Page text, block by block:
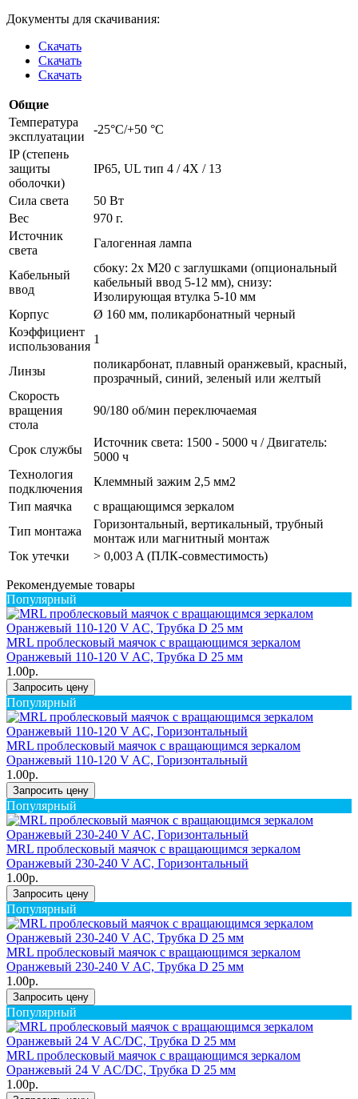
Документы для скачивания:
Скачать
Скачать
Скачать
Общие
Температура
эксплуатации
-25°C/+50 °C
IP (степень
защиты
оболочки)
IP65, UL тип 4 / 4X / 13
Сила света
50 Вт
Вес
970 г.
Источник
света
Галогенная лампа
Кабельный
ввод
сбоку: 2x M20 с заглушками (опциональный
кабельный ввод 5-12 мм), снизу:
Изолирующая втулка 5-10 мм
Корпус
Ø 160 мм, поликарбонатный черный
Коэффициент
использования
1
Линзы
поликарбонат, плавный оранжевый, красный,
прозрачный, синий, зеленый или желтый
Скорость
вращения
стола
90/180 об/мин переключаемая
Срок службы
Источник света: 1500 - 5000 ч / Двигатель:
5000 ч
Технология
подключения
Клеммный зажим 2,5 мм2
Тип маячка
с вращающимся зеркалом
Тип монтажа
Горизонтальный, вертикальный, трубный
монтаж или магнитный монтаж
Ток утечки
> 0,003 A (ПЛК-совместимость)
Рекомендуемые товары
Популярный
MRL проблесковый маячок с вращающимся зеркалом
Оранжевый 110-120 V AC, Трубка D 25 мм
1.00р.
Запросить цену
Популярный
MRL проблесковый маячок с вращающимся зеркалом
Оранжевый 110-120 V AC, Горизонтальный
1.00р.
Запросить цену
Популярный
MRL проблесковый маячок с вращающимся зеркалом
Оранжевый 230-240 V AC, Горизонтальный
1.00р.
Запросить цену
Популярный
MRL проблесковый маячок с вращающимся зеркалом
Оранжевый 230-240 V AC, Трубка D 25 мм
1.00р.
Запросить цену
Популярный
MRL проблесковый маячок с вращающимся зеркалом
Оранжевый 24 V AC/DC, Трубка D 25 мм
1.00р.